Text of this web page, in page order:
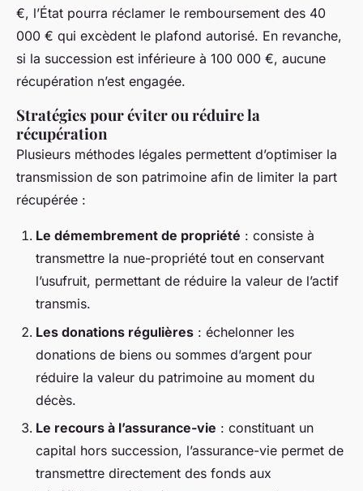
€, l’État pourra réclamer le remboursement des 40
000 € qui excèdent le plafond autorisé. En revanche,
si la succession est inférieure à 100 000 €, aucune
récupération n’est engagée.
Stratégies pour éviter ou réduire la
récupération
Plusieurs méthodes légales permettent d’optimiser la
transmission de son patrimoine afin de limiter la part
récupérée :
Le démembrement de propriété : consiste à
transmettre la nue-propriété tout en conservant
l’usufruit, permettant de réduire la valeur de l’actif
transmis.
Les donations régulières : échelonner les
donations de biens ou sommes d’argent pour
réduire la valeur du patrimoine au moment du
décès.
Le recours à l’assurance-vie : constituant un
capital hors succession, l’assurance-vie permet de
transmettre directement des fonds aux